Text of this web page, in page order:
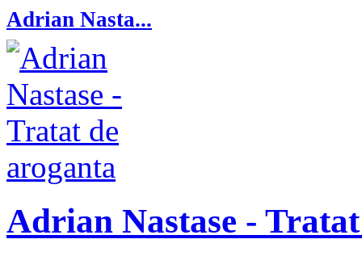
Adrian Nasta...
Adrian Nastase -